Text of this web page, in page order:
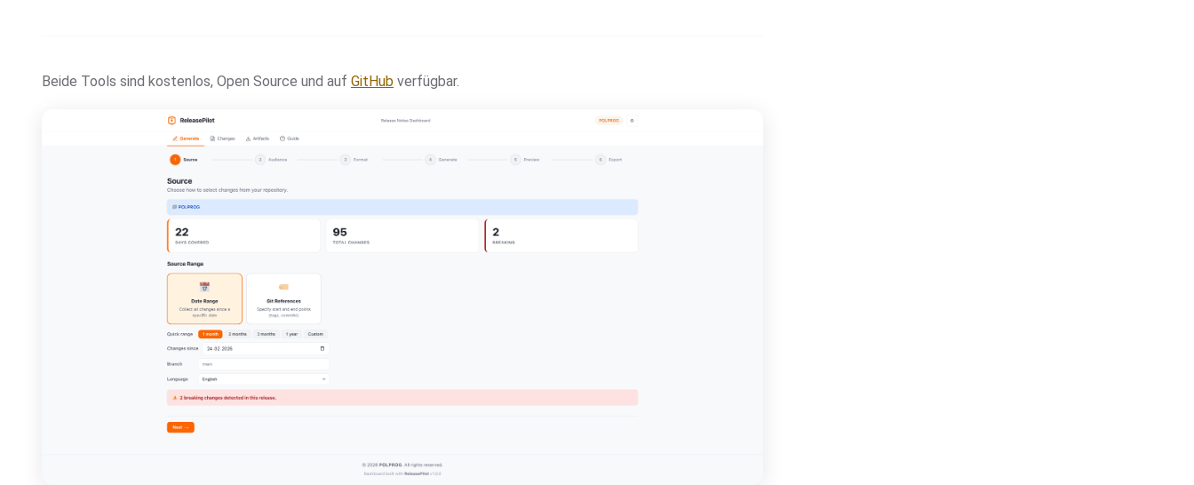
Beide Tools sind kostenlos, Open Source und aufGitHub verfügbar.